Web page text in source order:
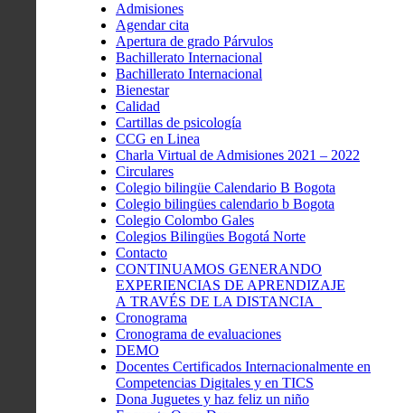
Admisiones
Agendar cita
Apertura de grado Párvulos
Bachillerato Internacional
Bachillerato Internacional
Bienestar
Calidad
Cartillas de psicología
CCG en Linea
Charla Virtual de Admisiones 2021 – 2022
Circulares
Colegio bilingüe Calendario B Bogota
Colegio bilingües calendario b Bogota
Colegio Colombo Gales
Colegios Bilingües Bogotá Norte
Contacto
CONTINUAMOS GENERANDO
EXPERIENCIAS DE APRENDIZAJE
A TRAVÉS DE LA DISTANCIA
Cronograma
Cronograma de evaluaciones
DEMO
Docentes Certificados Internacionalmente en
Competencias Digitales y en TICS
Dona Juguetes y haz feliz un niño